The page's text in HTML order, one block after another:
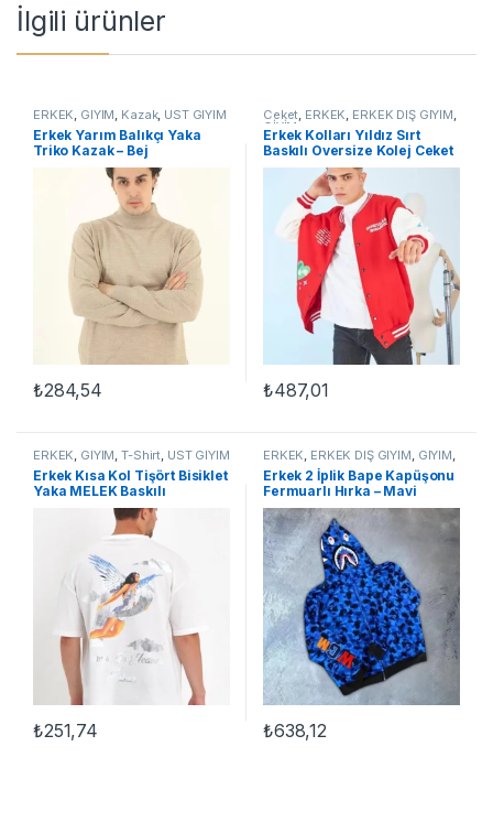
İlgili ürünler
ERKEK, GİYİM, Kazak, ÜST GİYİM
Erkek Yarım Balıkçı Yaka
Triko Kazak – Bej
₺284,54
Ceket, ERKEK, ERKEK DIŞ GİYİM,
GİYİM
Erkek Kolları Yıldız Sırt
Baskılı Oversize Kolej Ceket
– Kırmızı
₺487,01
ERKEK, GİYİM,T-Shirt, ÜST GİYİM
Erkek Kısa Kol Tişört Bisiklet
Yaka MELEK Baskılı
Oversize T-Shirt – Beyaz
₺251,74
Bu ürünün birden fazla varyasyonu var. Seçenekler ürün
ERKEK, ERKEK DIŞ GİYİM, GİYİM,
Hırka
Erkek 2 İplik Bape Kapüşonu
Fermuarlı Hırka – Mavi
₺638,12
Bu ürünün birden fazla